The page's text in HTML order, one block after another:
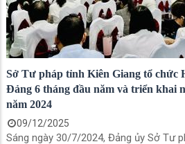
Sở Tư pháp tỉnh Kiên Giang tổ chức
Đảng 6 tháng đầu năm và triển khai
năm 2024
09/12/2025
Sáng ngày 30/7/2024, Đảng ủy Sở Tư